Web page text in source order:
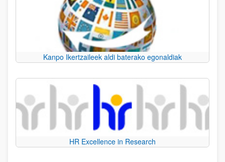
Kanpo Ikertzaileek aldi baterako egonaldiak
HR Excellence in Research